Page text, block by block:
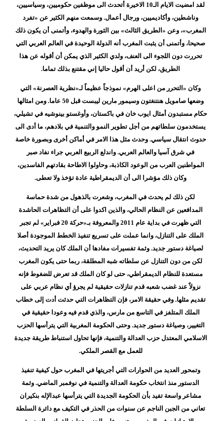
لقد امضيت الايام الـ10 الاخيرة أتحدث الى موظفين حكوميين، وسياسيين،
وناشطين، وأكاديميين، ورجال أعمال. وسمعت منهم الكثير عن «تفرد
المغرب»، وعن «الطريق الثالث» بين الثورة والهدوء، وأتمنى أن يكون ذلك
صحيحا، وأتمنى أن يثبت المغرب أنه الدولة الوحيدة في العالم العربي التي
تحررت دون اللجوء الى العنف، ولدي الكثير الذي يمكن أن أقوله عن هذا
الطريق، لكن أريد أن أقول حاليا إني مقتنع بذلك تماما.
وكان «التحرر من اعلى الهرم» نموذجاً عظيماً لـ«نظرية العصرنة» التي
وضعها صامويل هنتنغتون وسيمور مارين ليبست قبل 50 عاما. ومن امثالها
حكام مستبدون أمثال ايوب خان في باكستان، وأوغستو بينوشيه في تشيلي،
يستخدمون سلطاتهم من أجل تطوير النمو والتنمية في بلادهم، ما أدى الى
حدوث انتقال سياسي. وحدث مثل هذا الامر في أماكن أخرى وبصورة خاصة
في شرق آسيا والعالم العربي. واندلع الربيع العربي جراء نفاد صبر
المواطنين العرب من الوعود الكاذبة، وحاولوا الاطاحة بقادتهم الفاسدين،
وكان ذلك مؤشرا الى أن الديمقراطية عادة تؤخذ ولا تعطى.
لكن ذلك لم يحدث في المغرب، وشعرت بالذهول من شدة حماسة
المدافعين عن النظام الحالي، والذين اكدوا على أن التظاهرات الحاشدة
التي ظهرت في بداية عام 2011 والمعروفة بـ«حركة 20 فبراير» لم تجبر
الملك على التنازل، وانما عملت على تسريع تنفيذ الخطط الموجودة أصلا
لصياغة دستور جديد. وثمة تفسيرات مفادها أن الملك كان يريد التحديث،
لكن من دون التنازل عن سلطاته شبه المطلقة، ربما حتى يكون المغرب
مستعدة للنظام الديمقراطي، حتى لو كان الملك قد تعرض للضغوط فإنه
نزولاً عند غضب شعبه قدم تنازلات حقيقية لم يجرؤ أي نظام عربي على
تقديم مثلها. وفي حقيقة الامر، فإن التظاهرات التي حدثت أدت إلى خطاب
الملك المتلفز في التاسع من مارس، والذي قدم فيه وعودا حقيقية في
التغيير، وصياغة دستور جديد. وحتى الحكومة المغربية التي يترأسها الحزب
الاسلامي المعتدل حزب العدالة والتنمية، فإنها تحاول استنباط طريقة جديدة
للعمل مع القصر الملكي.
وتمحور العديد من الحوارات التي أجريتها في المغرب حول كيفية تنفيذ
الدستور منذ انتخاب حكومة العدالة والتنمية في نوفمبر الماضي. وثمة
مشاعر واسعة تفيد بأن الحكومة الجديدة التي يترأسها عبدالإله بنكيران
تعاني من الجبن الناجم عن سنوات من الحذر في التكيف مع دائرة السلطة